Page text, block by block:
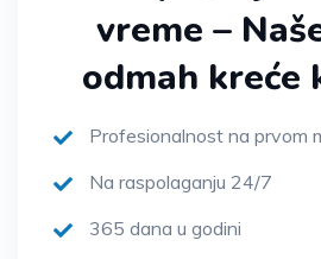
vreme –
odmah kreće
Profesionalnost na prvom
Na raspolaganju 24/7
365 dana u godini